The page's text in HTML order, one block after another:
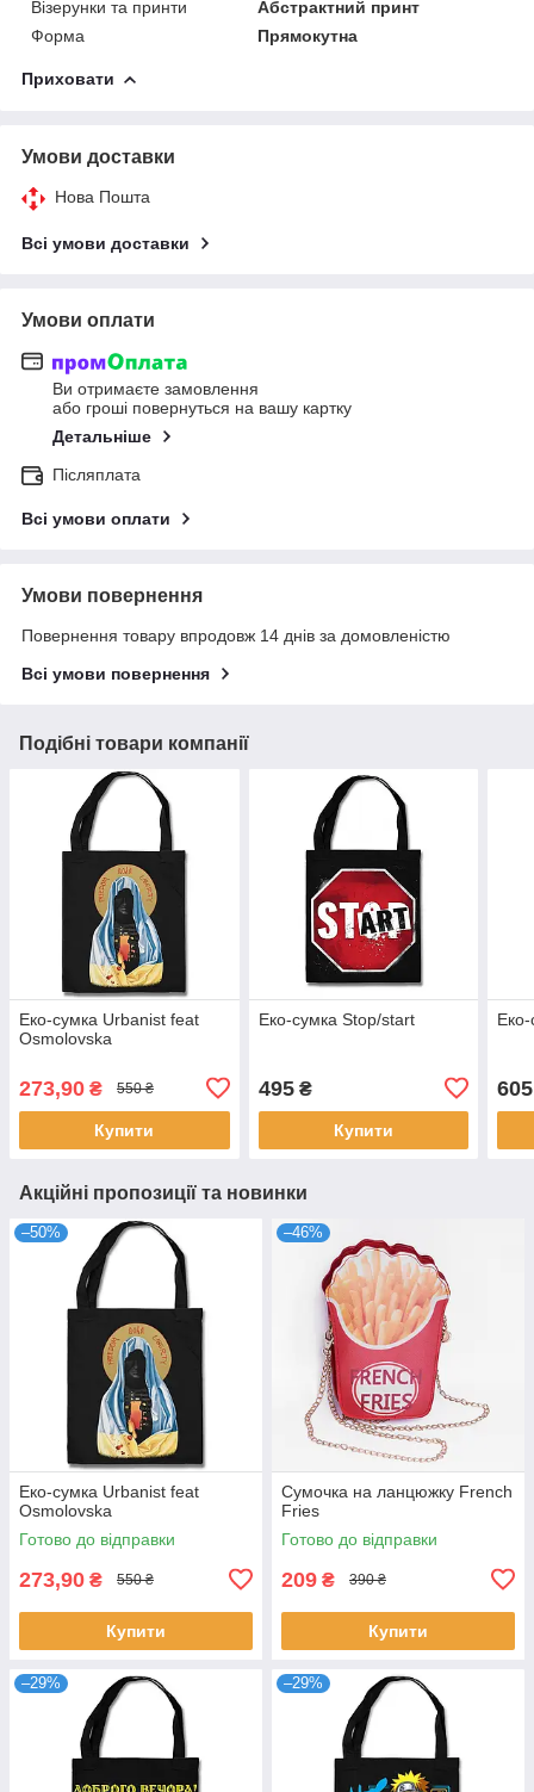
Візерунки та принти
Абстрактний принт
Форма
Прямокутна
Приховати
Умови доставки
Нова Пошта
Всі умови доставки
Умови оплати
Ви отримаєте замовлення
або гроші повернуться на вашу картку
Детальніше
Післяплата
Всі умови оплати
Умови повернення
Повернення товару впродовж 14 днів за домовленістю
Всі умови повернення
Подібні товари компанії
Еко-сумка Urbanist feat
Osmolovska
273,90 ₴ 550 ₴
Купити
Еко-сумка Stop/start
495₴
Купити
605
Акційні пропозиції та новинки
–50%
Еко-сумка Urbanist feat
Osmolovska
Готово до відправки
273,90 ₴ 550 ₴
Купити
–46%
Сумочка на ланцюжку French
Fries
Готово до відправки
209 ₴ 390 ₴
Купити
–29% –29%